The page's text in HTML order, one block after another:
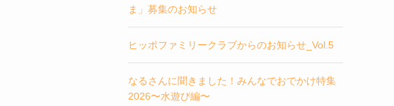
ま」募集のお知らせ
ヒッポファミリークラブからのお知らせ_Vol.5
なるさんに聞きました！みんなでおでかけ特集
2026〜水遊び編〜